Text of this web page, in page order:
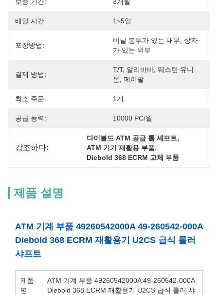
배달 시간: 1~5일
포장방법:
비닐 봉투가 있는 내부, 상자
가 있는 외부
결제 방법:
T/T, 알리바바, 웨스턴 유니
온, 페이팔
최소 주문: 1개
공급 능력: 10000 PC/월
강조하다:
다이볼드 ATM 공급 롤 셰프트,
ATM 기기 재활용 부품,
Diebold 368 ECRM 교체 부품
제품 설명
ATM 기계 부품 49260542000A 49-260542-000A
Diebold 368 ECRM 재활용기 U2CS 급식 롤러
샤프트
제품
명
ATM 기계 부품 49260542000A 49-260542-000A
Diebold 368 ECRM 재활용기 U2CS 급식 롤러 샤